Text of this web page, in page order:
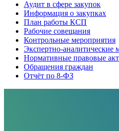
Аудит в сфере закупок
Информация о закупках
План работы КСП
Рабочие совещания
Контрольные мероприятия
Экспертно-аналитические
Нормативные правовые
Обращения граждан
Отчёт по 8-ФЗ